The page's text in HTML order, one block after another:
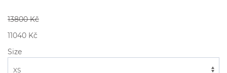
13800 Kč
11040 Kč
Size